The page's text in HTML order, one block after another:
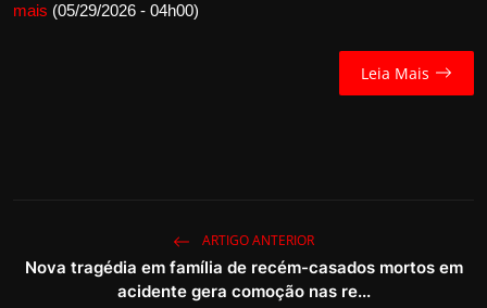
mais (05/29/2026 - 04h00)
Leia Mais
ARTIGO ANTERIOR
Nova tragédia em família de recém-casados mortos em
acidente gera comoção nas re...